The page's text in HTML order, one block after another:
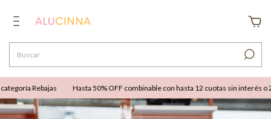
Rebajas Hasta 50% OFF combinable con hasta 12 cuotas sin interés o